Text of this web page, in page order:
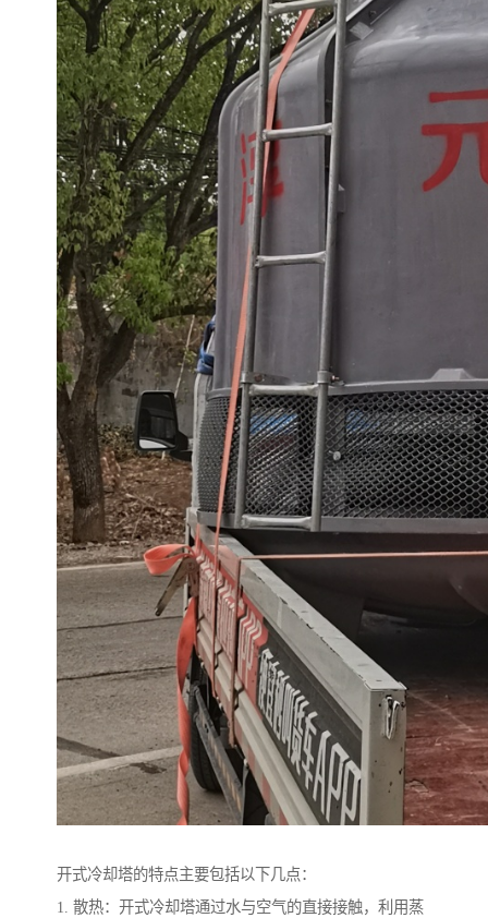
开式冷却塔的特点主要包括以下几点：
1. 散热：开式冷却塔通过水与空气的直接接触，利用蒸